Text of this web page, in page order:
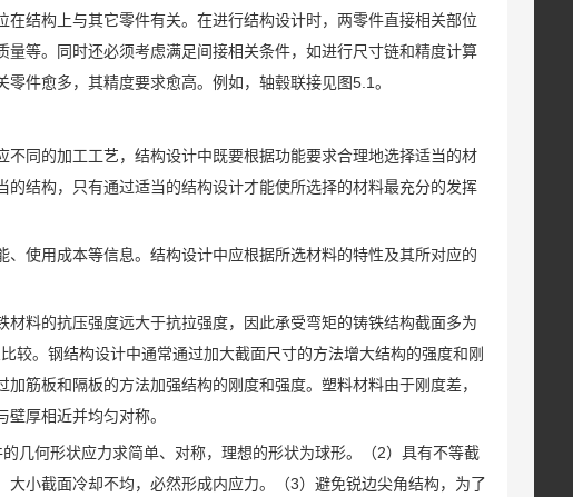
结构上与其它零件有关。在进行结构设计时，两零件直接相关部位
等。同时还必须考虑满足间接相关条件，如进行尺寸链和精度计算
件愈多，其精度要求愈高。例如，轴毂联接见图5.1。
同的加工工艺，结构设计中既要根据功能要求合理地选择适当的材
结构，只有通过适当的结构设计才能使所选择的材料最充分的发挥
使用成本等信息。结构设计中应根据所选材料的特性及其所对应的
料的抗压强度远大于抗拉强度，因此承受弯矩的铸铁结构截面多为
较。钢结构设计中通常通过加大截面尺寸的方法增大结构的强度和刚
筋板和隔板的方法加强结构的刚度和强度。塑料材料由于刚度差，
厚相近并均匀对称。
几何形状应力求简单、对称，理想的形状为球形。（2）具有不等截
小截面冷却不均，必然形成内应力。（3）避免锐边尖角结构，为了